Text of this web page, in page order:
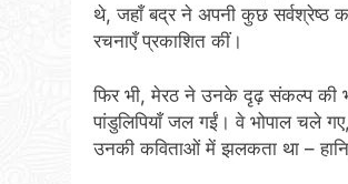
थे, जहाँ बद्र ने अपनी कुछ सर्वश्रेष्ठ
रचनाएँ प्रकाशित कीं।
फिर भी, मेरठ ने उनके दृढ़ संकल्प की
पांडुलिपियाँ जल गईं। वे भोपाल चले
उनकी कविताओं में झलकता था –